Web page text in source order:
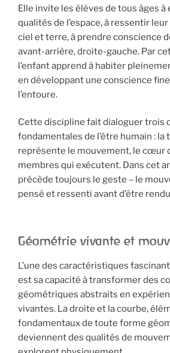
Elle invite les élèves de tous âges à
qualités de l’espace, à ressentir
ciel et terre, à prendre conscience
avant-arrière, droite-gauche. Par
l’enfant apprend à habiter
en développant une conscience fine
l’entoure.
Cette discipline fait dialoguer trois
fondamentales de l’être humain : la
représente le mouvement, le cœur
membres qui exécutent. Dans cet
précède toujours le geste – le
pensé et ressenti avant d’être
Géométrie vivante et
L’une des caractéristiques
est sa capacité à transformer des
géométriques abstraits en
vivantes. La droite et la courbe,
fondamentaux de toute forme
deviennent des qualités de